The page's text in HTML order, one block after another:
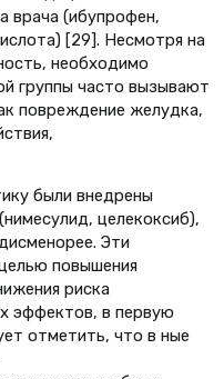
врача (ибупрофен,
[29]. Несмотря на
необходимо
группы часто вызывают
повреждение желудка,
были внедрены
целекоксиб),
Эти
повышения
риска
эффектов, в первую
отметить, что в ные